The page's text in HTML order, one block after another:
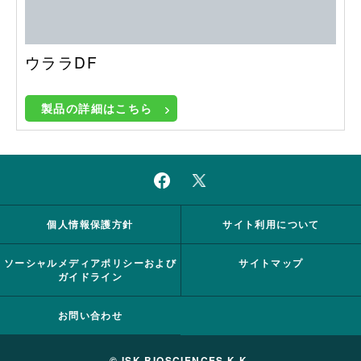
ウララDF
製品の詳細はこちら
個人情報保護方針 サイト利用について
ソーシャルメディアポリシーおよび
ガイドライン
サイトマップ
お問い合わせ